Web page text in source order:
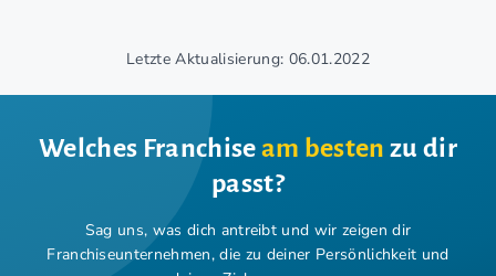
Letzte Aktualisierung: 06.01.2022
Welches Franchiseam besten zu dir
passt?
Sag uns, was dich antreibt und wir zeigen dir
Franchiseunternehmen, die zu deiner Persönlichkeit und